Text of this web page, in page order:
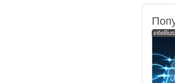
vitellius